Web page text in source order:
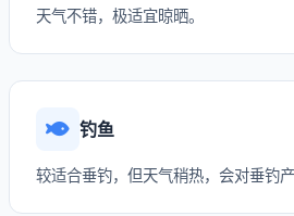
天气不错，极适宜晾晒。
钓鱼
较适合垂钓，但天气稍热，会对垂钓产